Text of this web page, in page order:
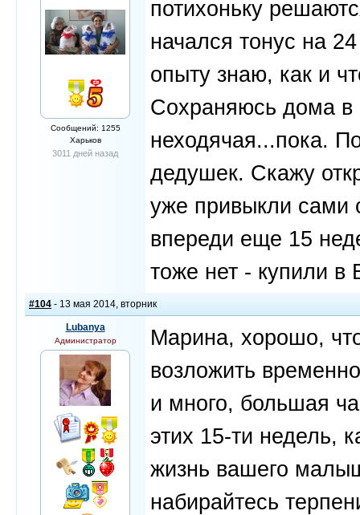
Сообщений: 1255
Харьков
3011 дней назад
потихоньку
начался тонус на
опыту знаю, как и
Сохраняюсь дома в
неходячая...пока.
дедушек. Скажу
уже привыкли сами
впереди еще 15
тоже нет - купили в
#104 - 13 мая 2014, вторник
Lubanya
Администратор
Марина, хорошо,
возложить
и много, большая
этих 15-ти недель,
жизнь вашего
набирайтесь